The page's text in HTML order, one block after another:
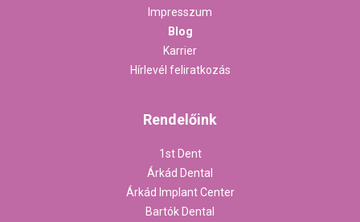
Impresszum
Blog
Karrier
Hírlevél feliratkozás
Rendelőink
1st Dent
Árkád Dental
Árkád Implant Center
Bartók Dental